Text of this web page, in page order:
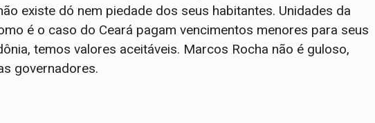
existe dó nem piedade dos seus habitantes. Unidades da
é o caso do Ceará pagam vencimentos menores para seus
temos valores aceitáveis. Marcos Rocha não é guloso,
governadores.